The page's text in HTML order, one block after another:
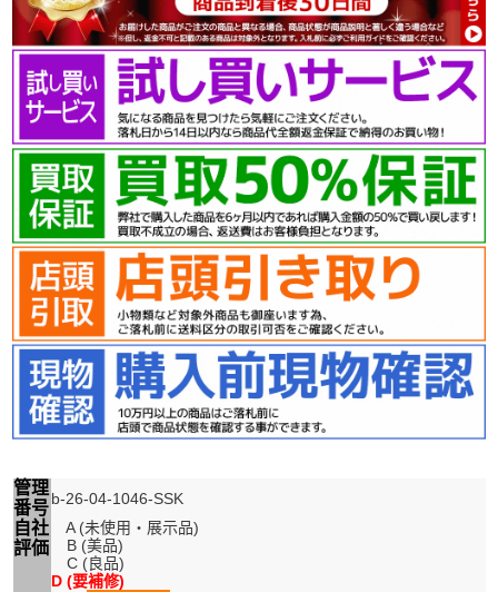
管理
番号 b-26-04-1046-SSK
自社
評価
A (未使用・展示品)
B (美品)
C (良品)
D (要補修)